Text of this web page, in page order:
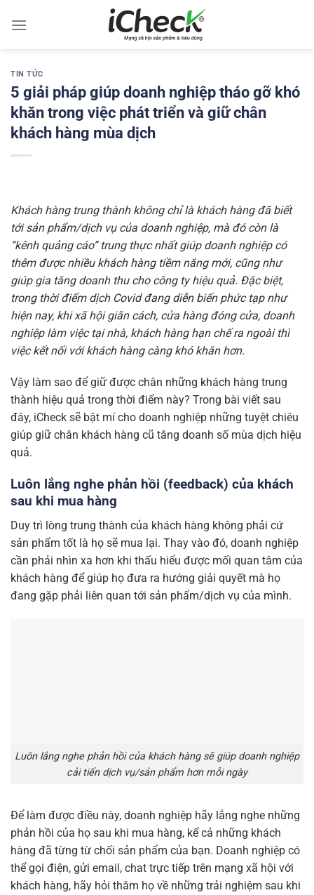
đến
TIN TỨC
5 giải pháp giúp doanh nghiệp tháo gỡ khó
khăn trong việc phát triển và giữ chân
khách hàng mùa dịch
Khách hàng trung thành không chỉ là khách hàng đã biết
tới sản phẩm/dịch vụ của doanh nghiệp, mà đó còn là
“kênh quảng cáo” trung thực nhất giúp doanh nghiệp có
thêm được nhiều khách hàng tiềm năng mới, cũng như
giúp gia tăng doanh thu cho công ty hiệu quả. Đặc biệt,
trong thời điểm dịch Covid đang diễn biến phức tạp như
hiện nay, khi xã hội giãn cách, cửa hàng đóng cửa, doanh
nghiệp làm việc tại nhà, khách hàng hạn chế ra ngoài thì
việc kết nối với khách hàng càng khó khăn hơn.
Vậy làm sao để giữ được chân những khách hàng trung
thành hiệu quả trong thời điểm này? Trong bài viết sau
đây, iCheck sẽ bật mí cho doanh nghiệp những tuyệt chiêu
giúp giữ chân khách hàng cũ tăng doanh số mùa dịch hiệu
quả.
Luôn lắng nghe phản hồi (feedback) của khách
sau khi mua hàng
Duy trì lòng trung thành của khách hàng không phải cứ
sản phẩm tốt là họ sẽ mua lại. Thay vào đó, doanh nghiệp
cần phải nhìn xa hơn khi thấu hiểu được mối quan tâm của
khách hàng để giúp họ đưa ra hướng giải quyết mà họ
đang gặp phải liên quan tới sản phẩm/dịch vụ của mình.
Luôn lắng nghe phản hồi của khách hàng sẽ giúp doanh nghiệp
cải tiến dịch vụ/sản phẩm hơn mỗi ngày
Để làm được điều này, doanh nghiệp hãy lắng nghe những
phản hồi của họ sau khi mua hàng, kể cả những khách
hàng đã từng từ chối sản phẩm của bạn. Doanh nghiệp có
thể gọi điện, gửi email, chat trực tiếp trên mạng xã hội với
khách hàng, hãy hỏi thăm họ về những trải nghiệm sau khi